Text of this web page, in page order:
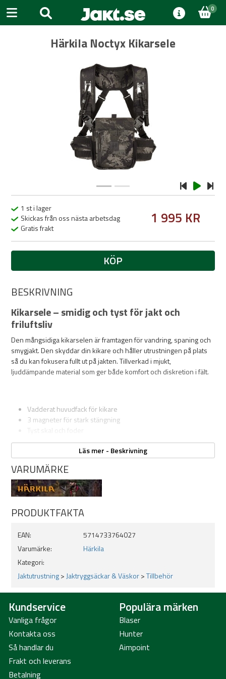
0
Härkila Noctyx Kikarsele
1 st i lager
Skickas från oss nästa arbetsdag
Gratis frakt
1 995 KR
KÖP
BESKRIVNING
Kikarsele – smidig och tyst för jakt och
friluftsliv
Den mångsidiga kikarselen är framtagen för vandring, spaning och
smygjakt. Den skyddar din kikare och håller utrustningen på plats
så du kan fokusera fullt ut på jakten. Tillverkad i mjukt,
ljuddämpande material som ger både komfort och diskretion i fält.
Vadderat huvudfack för kikare
3 magneter för stark stängning
Tyst skal och foder
Nya modulära vingar inkl MOLLE-system för små påsar
Uppgraderad axelsele
Använd axelsele utan binofodral
Innermått 14(L)*7(B)*18,5(H)
Justerbara skumkuddar för att passa kikare i olika storlekar
Windikatorfickor
Baksida Mesh smartphoneficka
Uppgraderade starka spännen
Nytt laserskuret MOLLE-system på botten
Tillbehör säkerhetsslingor
Läs mer - Beskrivning
VARUMÄRKE
PRODUKTFAKTA
EAN:
5714733764027
Varumärke:
Härkila
Kategori:
Jaktutrustning> Jaktryggsäckar & Väskor>Tillbehör
Kundservice
Vanliga frågor
Kontakta oss
Så handlar du
Frakt och leverans
Betalning
Populära märken
Blaser
Hunter
Aimpoint